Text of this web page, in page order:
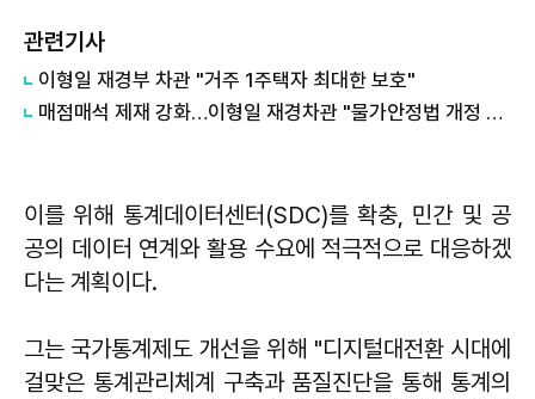
관련기사
이형일 재경부 차관 "거주 1주택자 최대한 보호"
매점매석 제재 강화…이형일 재경차관 "물가안정법 개정 추진"
이를 위해 통계데이터센터(SDC)를 확충, 민간 및 공
공의 데이터 연계와 활용 수요에 적극적으로 대응하겠
다는 계획이다.
그는 국가통계제도 개선을 위해 "디지털대전환 시대에
걸맞은 통계관리체계 구축과 품질진단을 통해 통계의